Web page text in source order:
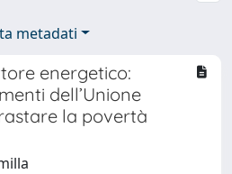
metadati
energetico:
dell’Unione
la povertà